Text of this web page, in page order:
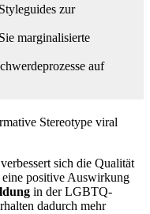
zur
marginalisierte
auf
Stereotype viral
sich die Qualität
eine positive Auswirkung
in der LGBTQ-
dadurch mehr